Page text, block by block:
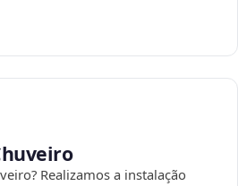
Realizamos a instalação